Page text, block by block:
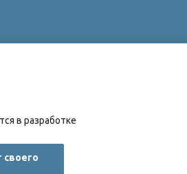
в разработке
своего